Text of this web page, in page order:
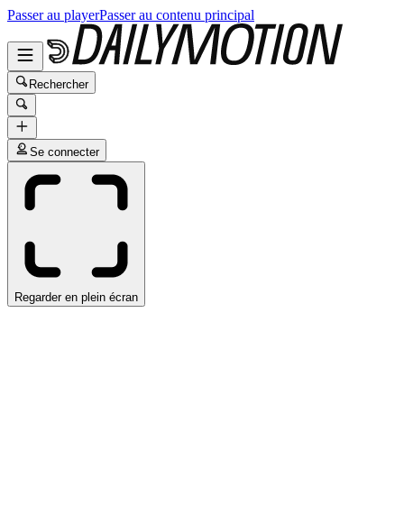
Passer au playerPasser au contenu principal
Rechercher
Se connecter
Regarder en plein écran